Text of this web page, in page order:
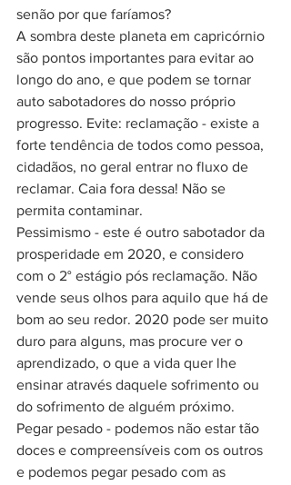
senão por que faríamos?
A sombra deste planeta em capricórnio
são pontos importantes para evitar ao
longo do ano, e que podem se tornar
auto sabotadores do nosso próprio
progresso. Evite: reclamação - existe a
forte tendência de todos como pessoa,
cidadãos, no geral entrar no fluxo de
reclamar. Caia fora dessa! Não se
permita contaminar.
Pessimismo - este é outro sabotador da
prosperidade em 2020, e considero
com o 2° estágio pós reclamação. Não
vende seus olhos para aquilo que há de
bom ao seu redor. 2020 pode ser muito
duro para alguns, mas procure ver o
aprendizado, o que a vida quer lhe
ensinar através daquele sofrimento ou
do sofrimento de alguém próximo.
Pegar pesado - podemos não estar tão
doces e compreensíveis com os outros
e podemos pegar pesado com as